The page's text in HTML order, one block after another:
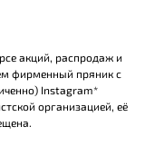
акций, распродаж и
фирменный пряник с
Instagram*
организацией, её